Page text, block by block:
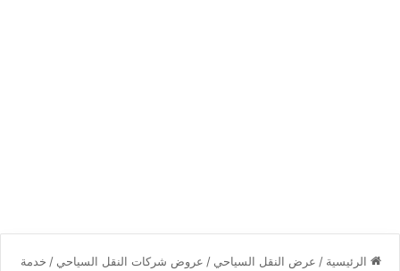
الرئيسية / عرض النقل السياحي / عروض شركات النقل السياحي / خدمة